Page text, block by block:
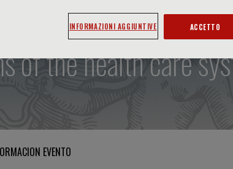
Medicine -
of the health care
EVENTO
INFORMAZIONI AGGIUNTIVE ACCETTO